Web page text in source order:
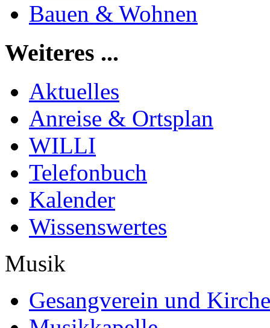
Bauen & Wohnen
Weiteres ...
Aktuelles
Anreise & Ortsplan
WILLI
Telefonbuch
Kalender
Wissenswertes
Musik
Gesangverein und